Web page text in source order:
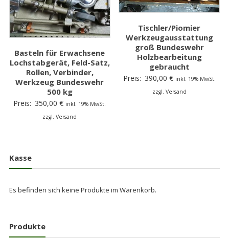
Basteln für Erwachsene
Lochstabgerät, Feld-Satz,
Rollen, Verbinder,
Werkzeug Bundeswehr
500 kg
Preis: 350,00€ inkl. 19% MwSt.
zzgl. Versand
Tischler/Piomier
Werkzeugausstattung
groß Bundeswehr
Holzbearbeitung
gebraucht
Preis: 390,00 € inkl. 19% MwSt.
zzgl. Versand
Kasse
Es befinden sich keine Produkte im Warenkorb.
Produkte